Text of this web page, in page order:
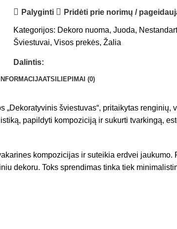
Palyginti Pridėti prie norimų /
Kategorijos: Dekoro nuoma, Juoda,
Šviestuvai, Visos prekės, Žalia
Dalintis:
ATSILIEPIMAI (0)
„Dekoratyvinis šviestuvas“, pritaikytas renginių,
papildyti kompoziciją ir sukurti tvarkingą,
kompozicijas ir suteikia erdvei jaukumo.
dekoru. Toks sprendimas tinka tiek